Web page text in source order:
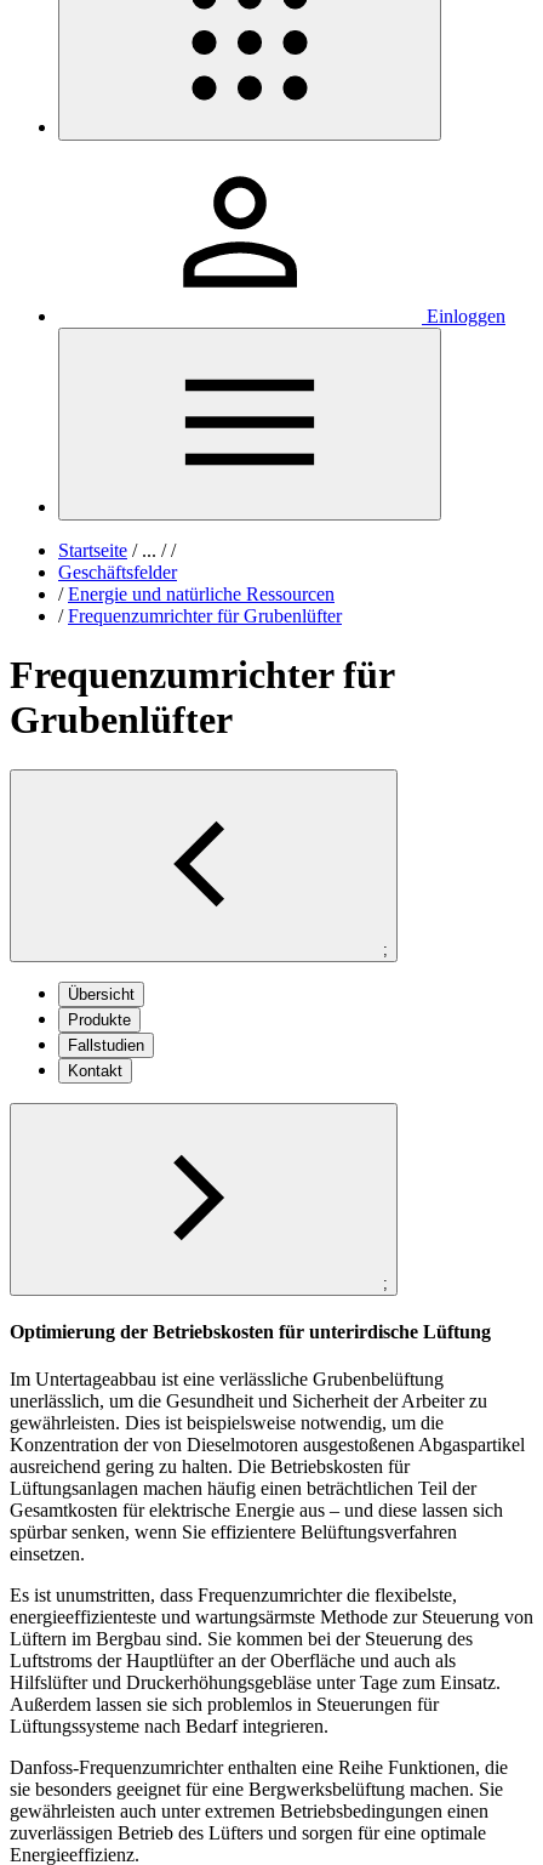
Einloggen
Startseite /... / /
Geschäftsfelder
/ Energie und natürliche Ressourcen
/ Frequenzumrichter für Grubenlüfter
Frequenzumrichter für
Grubenlüfter
;
Übersicht
Produkte
Fallstudien
Kontakt
;
Optimierung der Betriebskosten für unterirdische Lüftung
Im Untertageabbau ist eine verlässliche Grubenbelüftung
unerlässlich, um die Gesundheit und Sicherheit der Arbeiter zu
gewährleisten. Dies ist beispielsweise notwendig, um die
Konzentration der von Dieselmotoren ausgestoßenen Abgaspartikel
ausreichend gering zu halten. Die Betriebskosten für
Lüftungsanlagen machen häufig einen beträchtlichen Teil der
Gesamtkosten für elektrische Energie aus – und diese lassen sich
spürbar senken, wenn Sie effizientere Belüftungsverfahren
einsetzen.
Es ist unumstritten, dass Frequenzumrichter die flexibelste,
energieeffizienteste und wartungsärmste Methode zur Steuerung von
Lüftern im Bergbau sind. Sie kommen bei der Steuerung des
Luftstroms der Hauptlüfter an der Oberfläche und auch als
Hilfslüfter und Druckerhöhungsgebläse unter Tage zum Einsatz.
Außerdem lassen sie sich problemlos in Steuerungen für
Lüftungssysteme nach Bedarf integrieren.
Danfoss-Frequenzumrichter enthalten eine Reihe Funktionen, die
sie besonders geeignet für eine Bergwerksbelüftung machen. Sie
gewährleisten auch unter extremen Betriebsbedingungen einen
zuverlässigen Betrieb des Lüfters und sorgen für eine optimale
Energieeffizienz.